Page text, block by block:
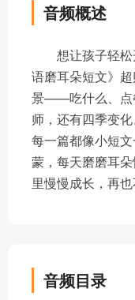
音频概述
想让孩子轻
语磨耳朵短文》
景——吃什么、点
师，还有四季变
每一篇都像小短
蒙，每天磨磨耳
里慢慢成长，再
音频目录